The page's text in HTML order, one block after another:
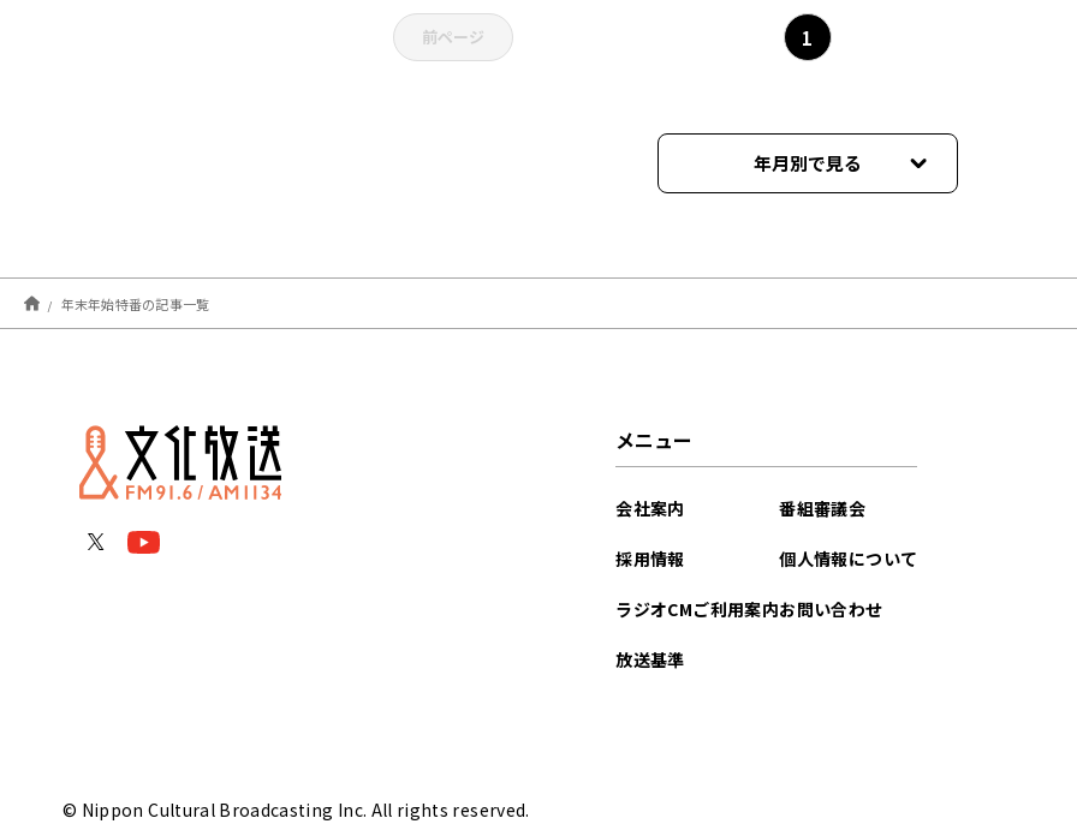
前ページ 1
年月別で見る
2024年11月
2023年12月
年末年始特番の記事一覧
メニュー
会社案内
採用情報
ラジオCMご利用案内
放送基準
番組審議会
個人情報について
お問い合わせ
© Nippon Cultural Broadcasting Inc. All rights reserved.